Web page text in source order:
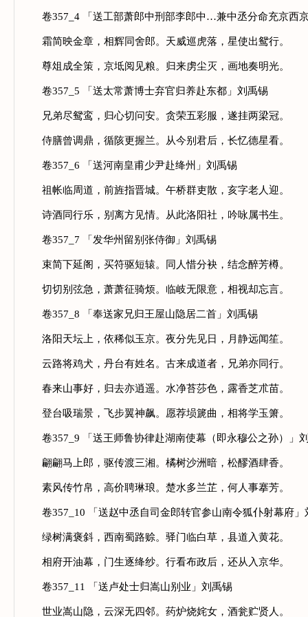
卷357_4 「送工部萧郎中刑部李郎中…兼中丞分命充京西
霜简映金章，相辉同舍郎。天威巡虎落，星使出鸳行。
尊俎成全策，京坻阅见粮。归来虏尘灭，画地奏明光。
卷357_5 「送太常萧博士弃官归养赴东都」刘禹锡
兄弟尽鸳鸾，归心切问安。贪荣五彩服，遂挂两梁冠。
侍膳曾调鼎，循陔更握兰。从今别君后，长忆德星看。
卷357_6 「送河南皇甫少尹赴绛州」刘禹锡
祖帐临周道，前旌指晋城。午桥群吏散，亥字老人迎。
诗酒同行乐，别离方见情。从此洛阳社，吟咏属书生。
卷357_7 「发华州留别张侍御」刘禹锡
束简下延阁，买符驱短辕。同人惜分袂，结念醉芳樽。
切切别弦急，萧萧征骑烦。临岐无限意，相视却忘言。
卷357_8 「奉送家兄归王屋山隐居二首」刘禹锡
洛阳天坛上，依稀似玉京。夜分先见日，月静远闻笙。
云路将鸡犬，丹台有姓名。古来成道者，兄弟亦同行。
春来山事好，归去亦逍遥。水净苔莎色，露香芝朮苗。
登台吸瑞景，飞步翼神飙。愿荐埙篪曲，相将学玉箫。
卷357_9 「送王师鲁协律赴湖南使幕（即永穆公之孙）」
翩翩马上郎，驱传渡三湘。橘树沙洲暗，松醪酒肆香。
素风传竹帛，高价聘琳琅。楚水多兰芷，何人事搴芳。
卷357_10 「送赵中丞自司金郎转官参山南令狐仆射幕府」
绿树满褒斜，西南蜀路赊。驿门临白草，县道入黄花。
相府开油幕，门生逐绛纱。行看布政后，还从入京华。
卷357_11 「送卢处士归嵩山别业」刘禹锡
世业嵩山隐，云深无四邻。药炉烧姹女，酒瓮贮贤人。